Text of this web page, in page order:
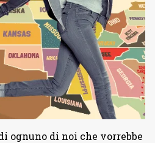
ognuno di noi che vorrebbe